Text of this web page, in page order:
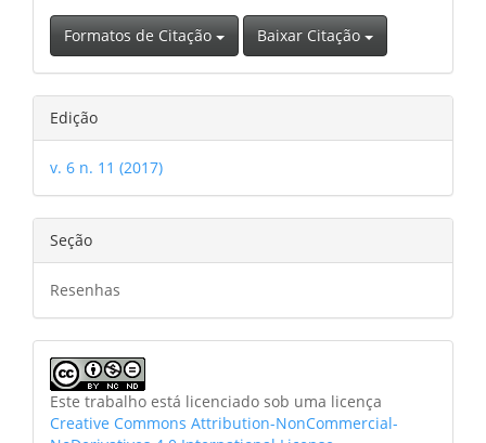
Formatos de Citação Baixar Citação
Edição
v. 6 n. 11 (2017)
Seção
Resenhas
Este trabalho está licenciado sob uma licença
Creative Commons Attribution-NonCommercial-